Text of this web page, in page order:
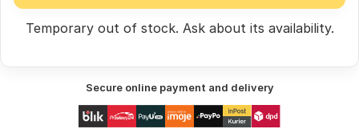
Temporary out of stock. Askabout its availability.
Secure online payment and delivery